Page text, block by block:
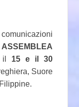
ASSEMBLEA
il 15 e il 30
Suore